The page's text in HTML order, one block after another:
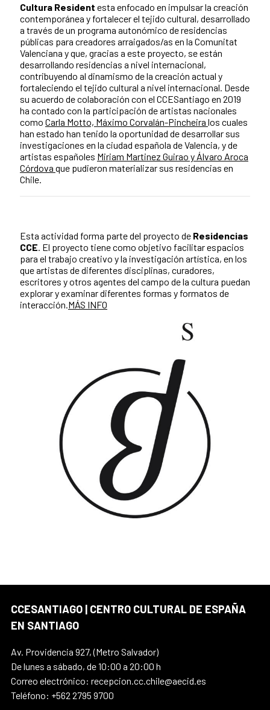
Cultura Resident esta enfocado en impulsar la creación
contemporánea y fortalecer el tejido cultural, desarrollado
a través de un programa autonómico de residencias
públicas para creadores arraigados/as en la Comunitat
Valenciana y que, gracias a este proyecto, se están
desarrollando residencias a nivel internacional,
contribuyendo al dinamismo de la creación actual y
fortaleciendo el tejido cultural a nivel internacional. Desde
su acuerdo de colaboración con el CCESantiago en 2019
ha contado con la participación de artistas nacionales
como Carla Motto, Máximo Corvalán-Pincheira los cuales
han estado han tenido la oportunidad de desarrollar sus
investigaciones en la ciudad española de Valencia, y de
artistas españoles Miriam Martinez Guirao y Álvaro Aroca
Córdova que pudieron materializar sus residencias en
Chile.
Esta actividad forma parte del proyecto de Residencias
CCE . El proyecto tiene como objetivo facilitar espacios
para el trabajo creativo y la investigación artística, en los
que artistas de diferentes disciplinas, curadores,
escritores y otros agentes del campo de la cultura puedan
explorar y examinar diferentes formas y formatos de
interacción. MÁS INFO
CCESANTIAGO | CENTRO CULTURAL DE ESPAÑA
EN SANTIAGO
Av. Providencia 927, (Metro Salvador)
De lunes a sábado, de 10:00 a 20:00 h
Correo electrónico: recepcion.cc.chile@aecid.es
Teléfono: +562 2795 9700